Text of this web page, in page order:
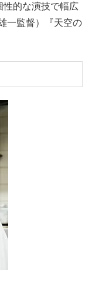
性的な演技で幅広
一監督）『天空の